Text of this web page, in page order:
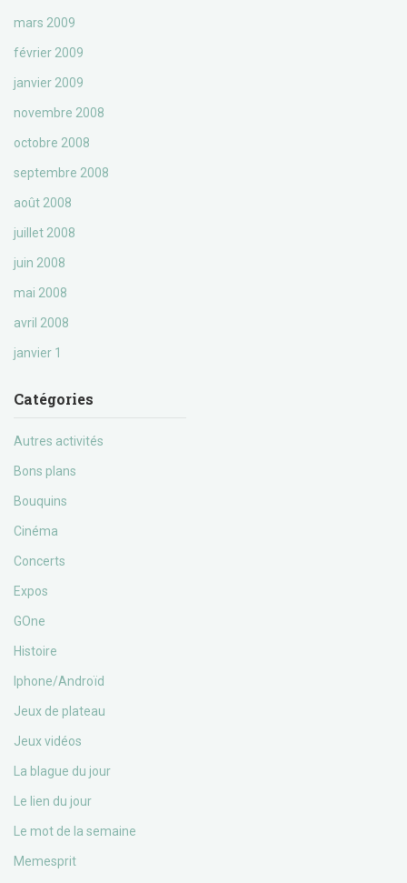
mars 2009
février 2009
janvier 2009
novembre 2008
octobre 2008
septembre 2008
août 2008
juillet 2008
juin 2008
mai 2008
avril 2008
janvier 1
Catégories
Autres activités
Bons plans
Bouquins
Cinéma
Concerts
Expos
GOne
Histoire
Iphone/Androïd
Jeux de plateau
Jeux vidéos
La blague du jour
Le lien du jour
Le mot de la semaine
Memesprit